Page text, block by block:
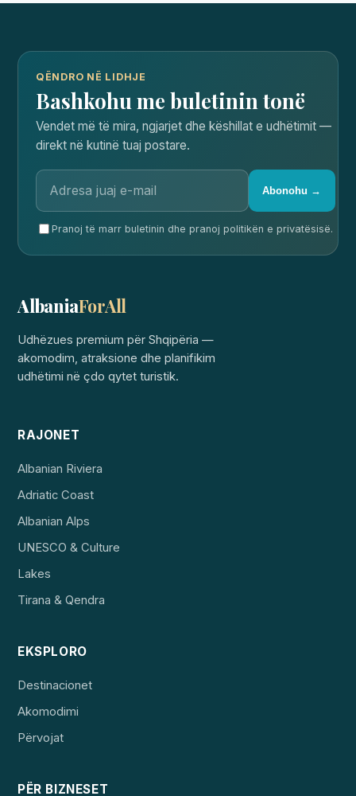
QËNDRO NË LIDHJE
Bashkohu me buletinin tonë
Vendet më të mira, ngjarjet dhe këshillat e udhëtimit —
direkt në kutinë tuaj postare.
Abonohu →
Pranoj të marr buletinin dhe pranoj politikën e privatësisë.
AlbaniaForAll
Udhëzues premium për Shqipëria —
akomodim, atraksione dhe planifikim
udhëtimi në çdo qytet turistik.
RAJONET
Albanian Riviera
Adriatic Coast
Albanian Alps
UNESCO & Culture
Lakes
Tirana & Qendra
EKSPLORO
Destinacionet
Akomodimi
Përvojat
PËR BIZNESET